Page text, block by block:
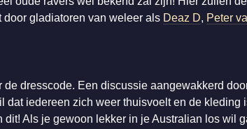
gladiatoren van weleer als Deaz D, Peter
de dresscode. Een discussie aangewakkerd
dat iedereen zich weer thuisvoelt en de
dit! Als je gewoon lekker in je Australian los wil